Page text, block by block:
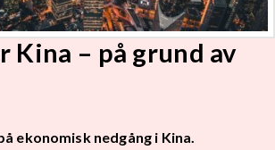
Kina – på grund av
ekonomisk nedgång i Kina.